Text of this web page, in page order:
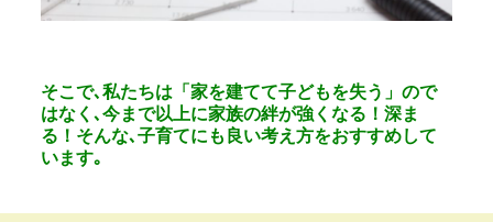
そこで､私たちは「家を建てて子どもを失う」ので
はなく､今まで以上に家族の絆が強くなる！深ま
る！そんな､子育てにも良い考え方をおすすめして
います｡